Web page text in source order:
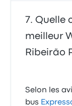
Quelle
meilleur
Ribeirão
Selon les
bus